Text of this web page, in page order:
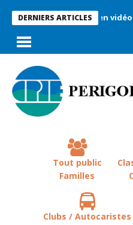
DERNIERS ARTICLES
enregistrés en vidéo !
Tout public
Familles
Clubs / Autocaristes